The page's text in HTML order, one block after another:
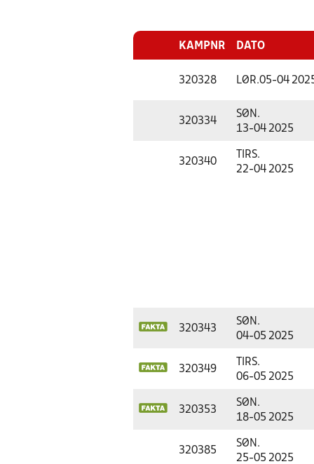
KAMPNR DATO
320328 LØR.05-04
320334
SØN.
13-04 2025
320340
TIRS.
22-04 2025
320343
SØN.
04-05 2025
320349
TIRS.
06-05 2025
320353
SØN.
18-05 2025
320385
SØN.
25-05 2025